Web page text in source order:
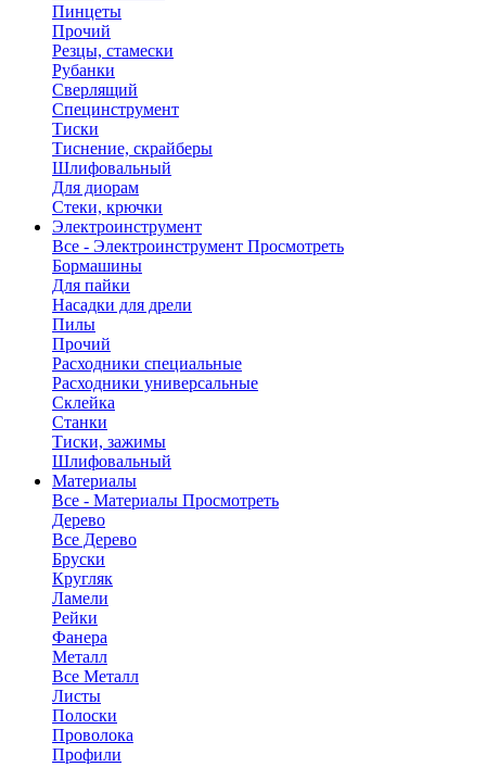
Пинцеты
Прочий
Резцы, стамески
Рубанки
Сверлящий
Специнструмент
Тиски
Тиснение, скрайберы
Шлифовальный
Для диорам
Стеки, крючки
Электроинструмент
Все - Электроинструмент Просмотреть
Бормашины
Для пайки
Насадки для дрели
Пилы
Прочий
Расходники специальные
Расходники универсальные
Склейка
Станки
Тиски, зажимы
Шлифовальный
Материалы
Все - Материалы Просмотреть
Дерево
Все Дерево
Бруски
Кругляк
Ламели
Рейки
Фанера
Металл
Все Металл
Листы
Полоски
Проволока
Профили